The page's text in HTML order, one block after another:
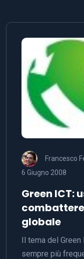
Francesco
6 Giugno 2008
Green ICT:
globale
Il tema del Green
sempre più